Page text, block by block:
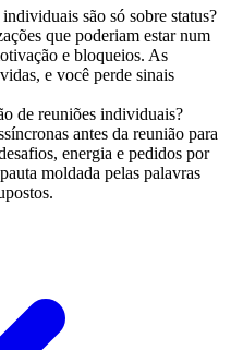
são só sobre status?
que poderiam estar num
e bloqueios. As
e você perde sinais
de reuniões individuais?
antes da reunião para
energia e pedidos por
moldada pelas palavras